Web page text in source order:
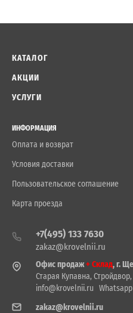
КАТАЛОГ
АКЦИИ
УСЛУГИ
ИНФОРМАЦИЯ
Оплата и возврат
Условия доставки
Пользовательское соглашение
Карта проезда
+7(495) 133 7630
zakaz@krovelnii.ru
Офис продаж+ Склад, г.
Старая Купавна,
info@krovelnii.ru Whatsapp
zakaz@krovelnii.ru